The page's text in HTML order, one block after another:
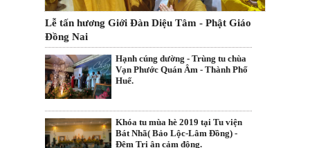
Lễ tấn hương Giới Đàn Diệu Tâm - Phật Giáo
Đồng Nai
Hạnh cúng dường - Trùng tu chùa
Vạn Phước Quán Âm - Thành Phố
Huế.
Khóa tu mùa hè 2019 tại Tu viện
Bát Nhã( Bảo Lộc-Lâm Đồng) -
Đêm Tri ân cảm động.